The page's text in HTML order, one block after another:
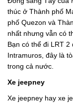
thúc ở Thành phố
phố Quezon và
nhất nhưng vẫn có
Bạn có thể đi LRT
Intramuros, đây là
trong cả nước.
Xe jeepney
Xe jeepney hay xe